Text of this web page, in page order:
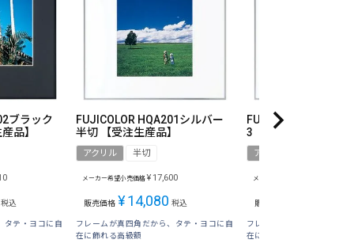
ブラック
品】
税込
タテ・ヨコに自
FUJICOLOR HQA201シルバー
半切 【受注生産品】
アクリル 半切
メーカー希望小売価格 ¥ 17,600
販売価格 ¥14,080 税込
フレームが真四角だから、タテ・ヨコに自
在に飾れる高級額
FUJICOLOR
3 【受注生産品】
アクリル
メーカー希望小売価格
販売価格
フレームが真四角だから、
在に飾れる高級額